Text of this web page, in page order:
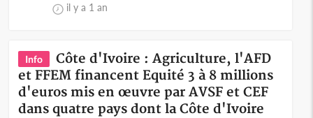
il y a 1 an
Info
Côte d'Ivoire : Agriculture, l'AFD
et FFEM financent Equité 3 à 8 millions
d'euros mis en œuvre par AVSF et CEF
dans quatre pays dont la Côte d'Ivoire